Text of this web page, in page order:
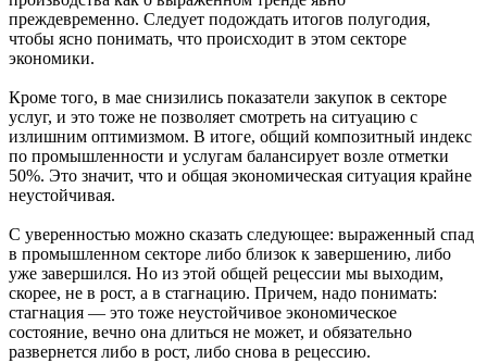
преждевременно. Следует подождать итогов полугодия,
чтобы ясно понимать, что происходит в этом секторе
экономики.
Кроме того, в мае снизились показатели закупок в секторе
услуг, и это тоже не позволяет смотреть на ситуацию с
излишним оптимизмом. В итоге, общий композитный индекс
по промышленности и услугам балансирует возле отметки
50%. Это значит, что и общая экономическая ситуация крайне
неустойчивая.
С уверенностью можно сказать следующее: выраженный спад
в промышленном секторе либо близок к завершению, либо
уже завершился. Но из этой общей рецессии мы выходим,
скорее, не в рост, а в стагнацию. Причем, надо понимать:
стагнация — это тоже неустойчивое экономическое
состояние, вечно она длиться не может, и обязательно
развернется либо в рост, либо снова в рецессию.